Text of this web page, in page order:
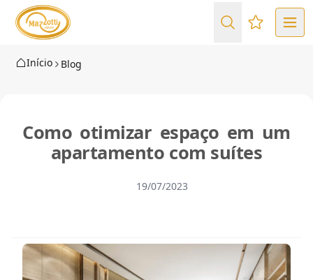
Favoritos
Início Blog
Como otimizar espaço em um
apartamento com suítes
19/07/2023